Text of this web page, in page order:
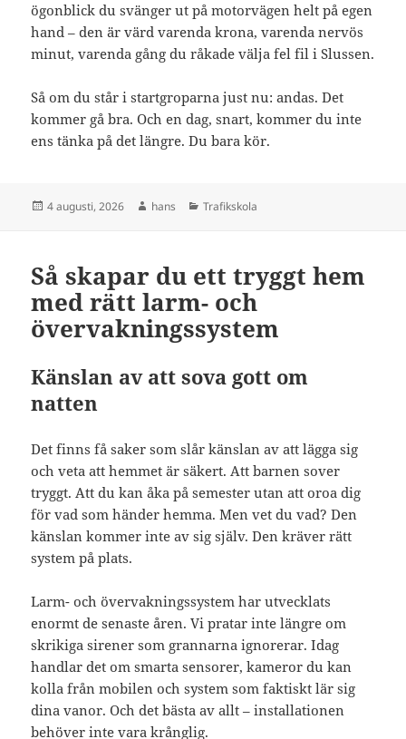
ögonblick du svänger ut på motorvägen helt på egen
hand – den är värd varenda krona, varenda nervös
minut, varenda gång du råkade välja fel fil i Slussen.
Så om du står i startgroparna just nu: andas. Det
kommer gå bra. Och en dag, snart, kommer du inte
ens tänka på det längre. Du bara kör.
Postat
4 augusti, 2026 Författare
hans Kategorier
Trafikskola
Så skapar du ett tryggt hem
med rätt larm- och
övervakningssystem
Känslan av att sova gott om
natten
Det finns få saker som slår känslan av att lägga sig
och veta att hemmet är säkert. Att barnen sover
tryggt. Att du kan åka på semester utan att oroa dig
för vad som händer hemma. Men vet du vad? Den
känslan kommer inte av sig själv. Den kräver rätt
system på plats.
Larm- och övervakningssystem har utvecklats
enormt de senaste åren. Vi pratar inte längre om
skrikiga sirener som grannarna ignorerar. Idag
handlar det om smarta sensorer, kameror du kan
kolla från mobilen och system som faktiskt lär sig
dina vanor. Och det bästa av allt – installationen
behöver inte vara krånglig.